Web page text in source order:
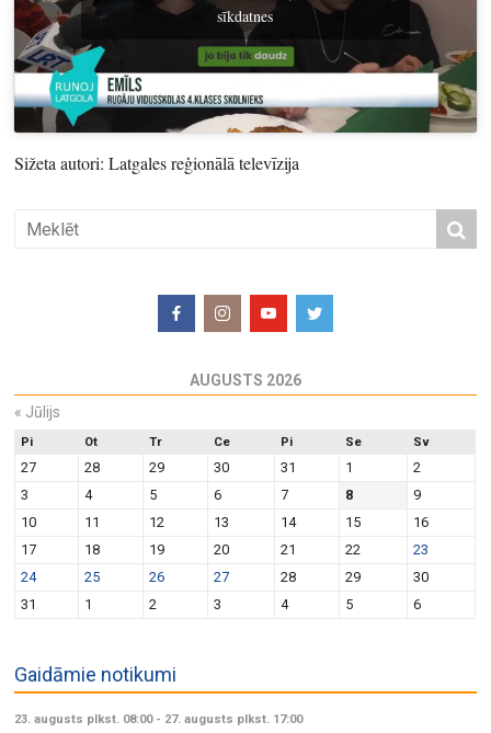
sīkdatnes
Sižeta autori: Latgales reģionālā televīzija
AUGUSTS 2026
« Jūlijs
Pi Ot Tr Ce Pi Se Sv
27 28 29 30 31 1
2
3
4 5 6 7 8
9
10
11 12 13 14 15
16
17
18 19 20 21 22
23
24
25 26 27 28 29
30
31
1 2 3 4 5 6
Gaidāmie notikumi
23. augusts plkst. 08:00- 27. augusts plkst. 17:00